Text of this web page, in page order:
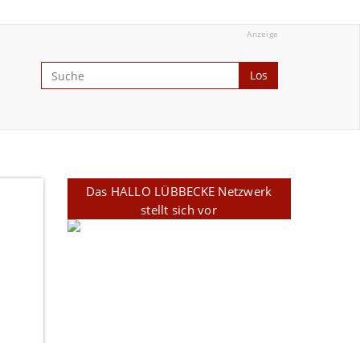
Anzeige
Los
Das HALLO LÜBBECKE Netzwerk
stellt sich vor